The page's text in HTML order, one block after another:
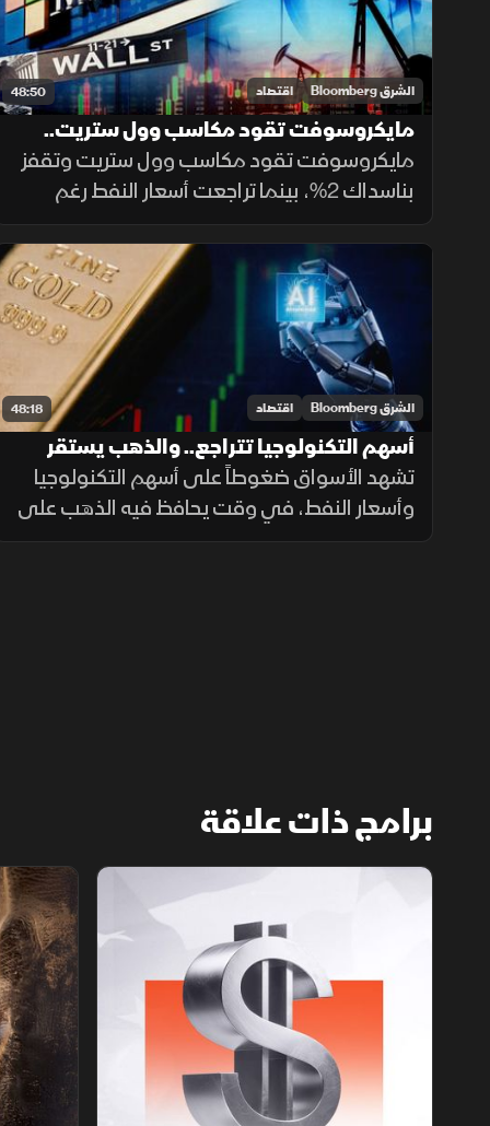
48:50 الشرق Bloomberg اقتصاد
مايكروسوفت تقود مكاسب وول ستريت..
والنفط يتراجع رغم التوترات
مايكروسوفت تقود مكاسب وول ستريت وتقفز
بناسداك 2%، بينما تراجعت أسعار النفط رغم
توترات أميركا وإيران، وانخفض عجز الميزانية
السعودية لأدنى مستوى منذ 7 فصول بدعم
نمو الإيرادات النفطية وغير النفطية.
48:18 الشرق Bloomberg اقتصاد
أسهم التكنولوجيا تتراجع.. والذهب يستقر
قبل قرار "الفيدرالي"
تشهد الأسواق ضغوطاً على أسهم التكنولوجيا
وأسعار النفط، في وقت يحافظ فيه الذهب على
استقراره، بينما يترقب المستثمرون قرار مجلس
برامج ذات علاقة
الأسواق الأميركية ملحمة